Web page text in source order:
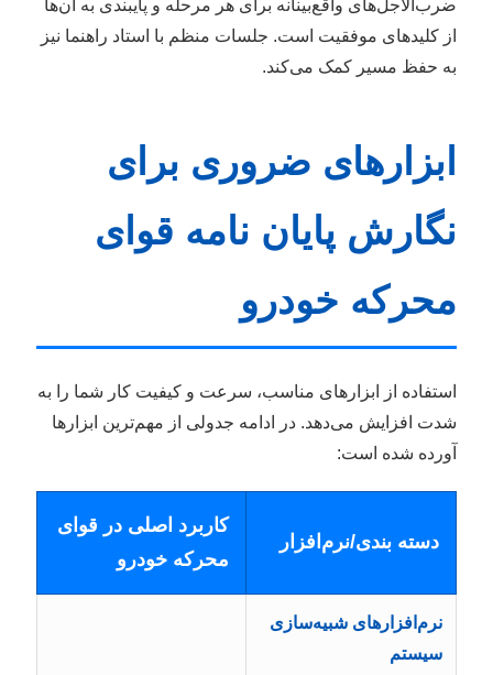
ضرب‌الاجل‌های واقع‌بینانه برای هر مرحله و پایبندی به آن‌ها
از کلیدهای موفقیت است. جلسات منظم با استاد راهنما نیز
به حفظ مسیر کمک می‌کند.
ابزارهای ضروری برای
نگارش پایان نامه قوای
محرکه خودرو
استفاده از ابزارهای مناسب، سرعت و کیفیت کار شما را به
شدت افزایش می‌دهد. در ادامه جدولی از مهم‌ترین ابزارها
آورده شده است:
دسته بندی/نرم‌افزار
کاربرد اصلی در قوای
محرکه خودرو
نرم‌افزارهای شبیه‌سازی
سیستم